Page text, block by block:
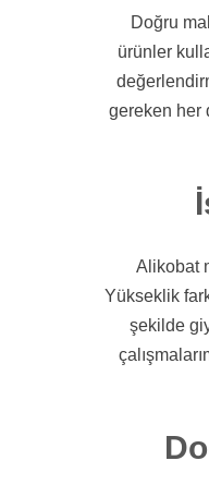
Doğru
ürünler
gereken her
Alikobat
Yükseklik
şekilde